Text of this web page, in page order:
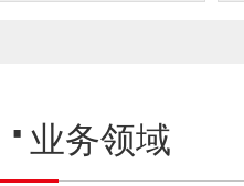
业务领域